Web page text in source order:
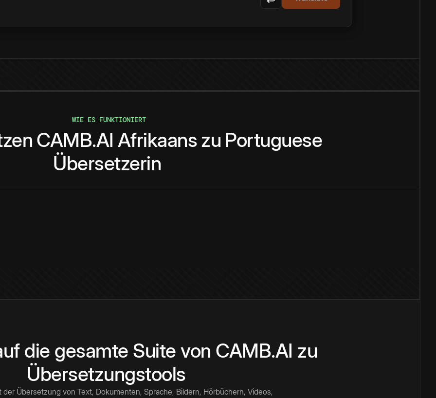
WIE ES FUNKTIONIERT
CAMB.AI Afrikaanszu Portuguese
Übersetzerin
die gesamte Suite von CAMB.AI zu
Übersetzungstools
der Übersetzung von Text, Dokumenten, Sprache, Bildern, Hörbüchern, Videos,